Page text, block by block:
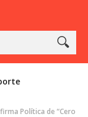
Política de “Cero